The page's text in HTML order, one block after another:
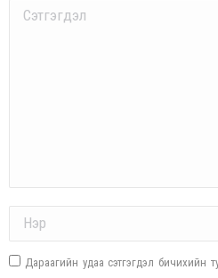
Comment
Дараагийн удаа сэтгэгдэл бичихийн